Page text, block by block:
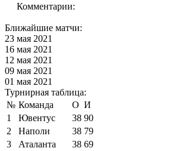
Комментарии:
Ближайшие матчи:
23 мая 2021
16 мая 2021
12 мая 2021
09 мая 2021
01 мая 2021
Турнирная таблица:
№ Команда О И
1
Ювентус 38 90
2
Наполи 38 79
3
Аталанта 38 69